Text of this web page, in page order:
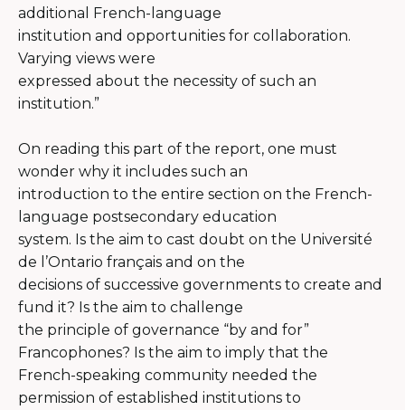
additional French-language
institution and opportunities for collaboration.
Varying views were
expressed about the necessity of such an
institution.”
On reading this part of the report, one must
wonder why it includes such an
introduction to the entire section on the French-
language postsecondary education
system. Is the aim to cast doubt on the Université
de l’Ontario français and on the
decisions of successive governments to create and
fund it? Is the aim to challenge
the principle of governance “by and for”
Francophones? Is the aim to imply that the
French-speaking community needed the
permission of established institutions to